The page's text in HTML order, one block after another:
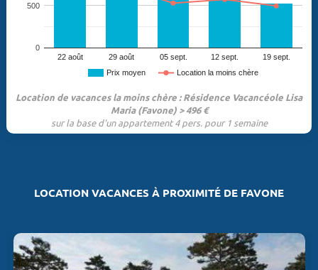
Prix moyen Location la moins chère
22 août 29 août 05 sept. 12 sept. 19 sept.
0
500
Location de vacances la moins chère : Résidence Vacancéole Lisa
Maria (Favone) > 496 €
sur la base d'un appartement 4 pers. pour 1 semaine
LOCATION VACANCES À PROXIMITÉ DE FAVONE